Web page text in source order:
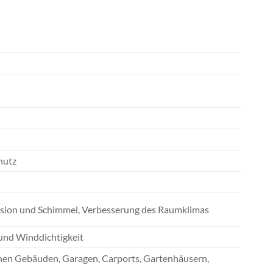
und Schimmel, Verbesserung des Raumklimas
Winddichtigkeit
Gebäuden, Garagen, Carports, Gartenhäusern,